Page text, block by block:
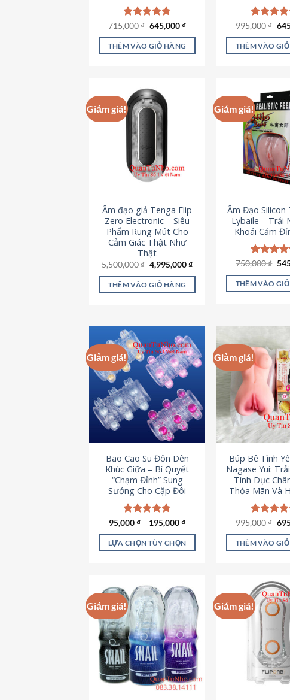
Được xếp
hạng4.79
5 sao
715,000₫ Giá
là:
715,000 ₫.
645,000₫Giá
tại
là:
THÊM VÀO GIỎ HÀNG
Được xếp
hạng4.88
5 sao
995,000₫ Giá
là:
THÊM VÀO
Giảm giá!
Âm đạo giả Tenga Flip
Zero Electronic – Siêu
Phẩm Rung Mút Cho
Cảm Giác Thật Như
Thật
5,500,000₫ Giá
gốc
là:
5,500,000 ₫.
4,995,000₫Giá
tại
THÊM VÀO GIỎ HÀNG
Giảm giá!
Âm Đạo Silicon
Lybaile – Trải
Khoái Cảm
Được xếp
5 sao
750,000₫ Giá
là:
THÊM VÀO
Giảm giá!
Bao Cao Su Đôn Dên
Khúc Giữa – Bí Quyết
“Chạm Đỉnh” Sung
Sướng Cho Cặp Đôi
Được xếp
5 sao
95,000₫ – 195,000₫
LỰA CHỌN TÙY CHỌN
này
có
nhiều
biến
thể.
Các
tùy
chọn
Giảm giá!
Búp Bê Tình
Nagase Yui:
Tình Dục
Thỏa Mãn Và
Được xếp
5 sao
995,000₫ Giá
là:
THÊM VÀO
Giảm giá! Giảm giá!